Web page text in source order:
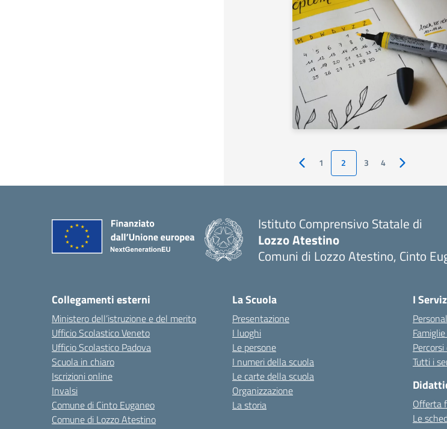
Pagina precedente
1 2 3 4 Pagina
Istituto Comprensivo Statale di
Lozzo Atestino
Comuni di Lozzo Atestino, Cinto
Collegamenti esterni
Ministero dell’istruzione e del merito
Ufficio Scolastico Veneto
Ufficio Scolastico Padova
Scuola in chiaro
Iscrizioni online
Invalsi
Comune di Cinto Euganeo
Comune di Lozzo Atestino
La Scuola
Presentazione
I luoghi
Le persone
I numeri della scuola
Le carte della scuola
Organizzazione
La storia
I
Tutti i
Offerta
Le